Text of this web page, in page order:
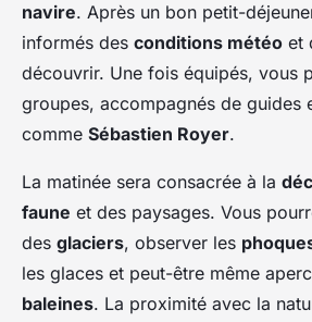
navire. Après un bon petit-
informés des conditions météo et
découvrir. Une fois équipés, vous
groupes, accompagnés de guides
comme Sébastien Royer.
La matinée sera consacrée à la
faune et des paysages. Vous
des glaciers, observer les
les glaces et peut-être même
baleines. La proximité avec la